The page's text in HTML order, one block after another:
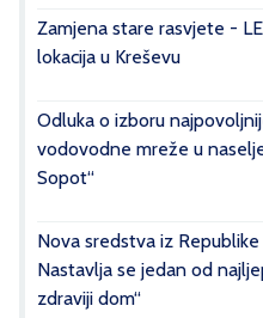
Zamjena stare rasvjete -
lokacija u Kreševu
Odluka o izboru
vodovodne mreže u
Sopot“
Nova sredstva iz
Nastavlja se jedan od
zdraviji dom“